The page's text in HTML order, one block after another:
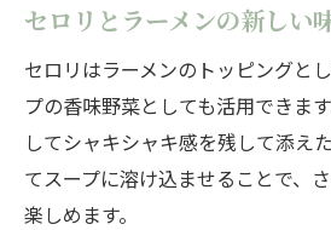
セロリとラーメンの新しい
セロリはラーメンのトッピングと
プの香味野菜としても活用できま
してシャキシャキ感を残して添え
てスープに溶け込ませることで、
楽しめます。